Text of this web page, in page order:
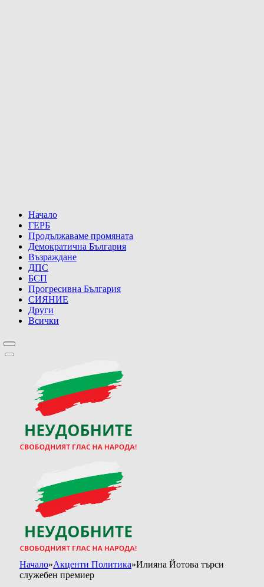
Начало
ГЕРБ
Продължаваме промяната
Демократична България
Възраждане
ДПС
БСП
Прогресивна България
СИЯНИЕ
Други
Всички
Начало»Акценти Политика»Илияна Йотова търси
служебен премиер